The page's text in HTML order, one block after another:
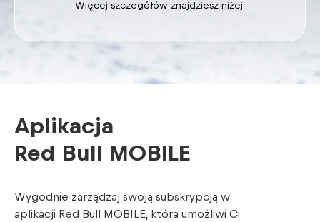
Więcej szczegółów znajdziesz niżej.
Aplikacja
Red Bull MOBILE
Wygodnie zarządzaj swoją subskrypcją w
aplikacji Red Bull MOBILE, która umożliwi Ci